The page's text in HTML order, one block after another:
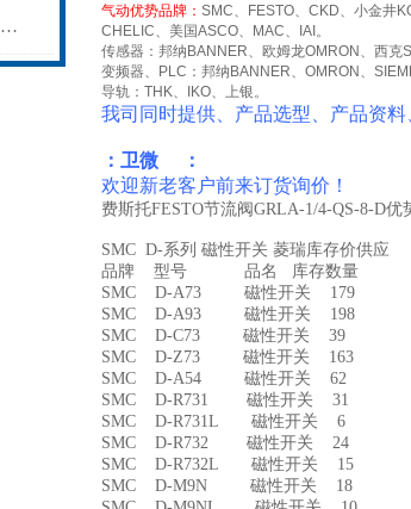
浅述FESTO费斯托磁性开关所具备的主要功能
气动优势品牌： SMC、 FESTO、 CKD、小金井
CHELIC、美国ASCO、 MAC、 IAI 。
传感器：邦纳 BANNER、欧姆龙OMRON 、西克
变频器、
PLC ：邦纳 BANNER、 OMRON 、
导轨： THK、 IKO、上银。
我司同时提供、产品选型、产品资
：卫微 ：
欢迎新老客户前来订货询价！
费斯托FESTO节流阀GRLA-1/4-QS-8-D优
SMC D-系列 磁性开关 菱瑞库存价供应
品牌 型号 品名 库存数量
SMC D-A73 磁性开关 179
SMC D-A93 磁性开关 198
SMC D-C73 磁性开关 39
SMC D-Z73 磁性开关 163
SMC D-A54 磁性开关 62
SMC D-R731 磁性开关 31
SMC D-R731L 磁性开关 6
SMC D-R732 磁性开关 24
SMC D-R732L 磁性开关 15
SMC D-M9N 磁性开关 18